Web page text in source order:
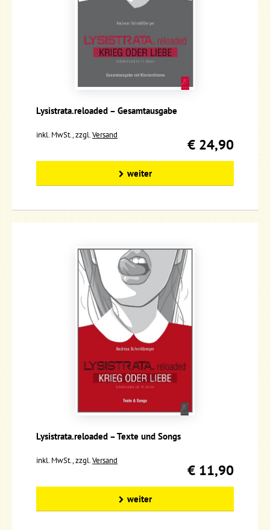
Lysistrata.reloaded – Gesamtausgabe
inkl. MwSt., zzgl.Versand
€ 24,90
weiter
Lysistrata.reloaded – Texte und Songs
inkl. MwSt., zzgl.Versand
€ 11,90
weiter